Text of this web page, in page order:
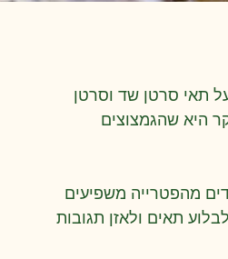
תאי סרטן שד וסרטן
היא שהגמצוצים
מהפטרייה משפיעים
תאים ולאזן תגובות